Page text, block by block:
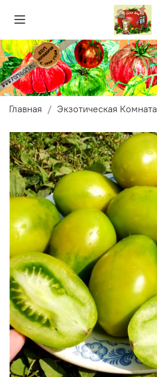
Главная Экзотическая Комната